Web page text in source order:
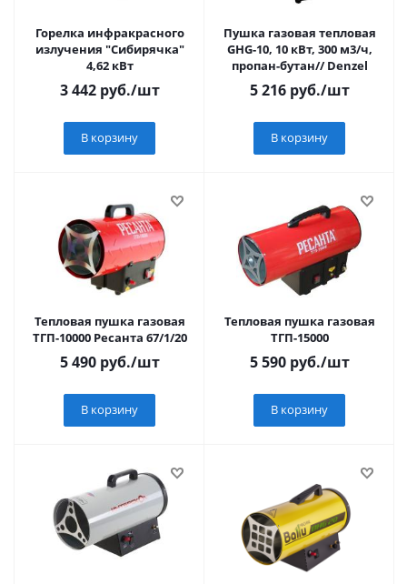
Горелка инфракрасного
излучения "Сибирячка"
4,62 кВт
3 442руб./шт
В корзину
Пушка газовая тепловая
GHG-10, 10 кВт, 300 м3/ч,
пропан-бутан// Denzel
5 216руб./шт
В корзину
Тепловая пушка газовая
ТГП-10000 Ресанта 67/1/20
5 490руб./шт
В корзину
Тепловая пушка газовая
ТГП-15000
5 590руб./шт
В корзину